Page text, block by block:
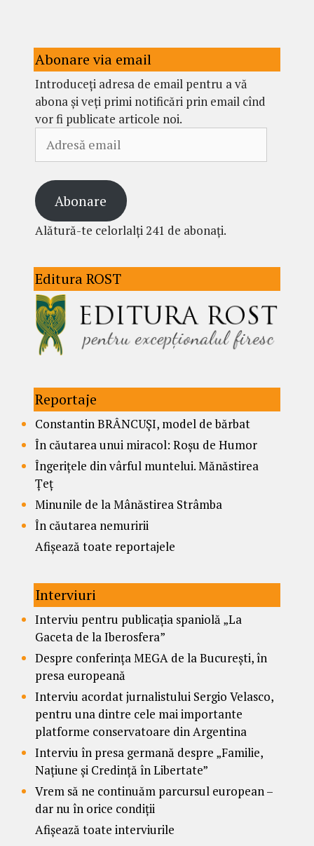
Abonare via email
Introduceți adresa de email pentru a vă
abona și veți primi notificări prin email cînd
vor fi publicate articole noi.
email
Abonare
Alătură-te celorlalți 241 de abonați.
Editura ROST
Reportaje
Constantin BRÂNCUȘI, model de bărbat
În căutarea unui miracol: Roșu de Humor
Îngerițele din vârful muntelui. Mănăstirea
Țeț
Minunile de la Mânăstirea Strâmba
În căutarea nemuririi
Afișează toate reportajele
Interviuri
Interviu pentru publicația spaniolă „La
Gaceta de la Iberosfera”
Despre conferința MEGA de la București, în
presa europeană
Interviu acordat jurnalistului Sergio Velasco,
pentru una dintre cele mai importante
platforme conservatoare din Argentina
Interviu în presa germană despre „Familie,
Națiune și Credință în Libertate”
Vrem să ne continuăm parcursul european –
dar nu în orice condiții
Afișează toate interviurile